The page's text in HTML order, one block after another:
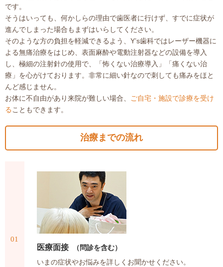
です。
そうはいっても、何かしらの理由で歯医者に行けず、すでに症状が
進んでしまった場合もまずはいらしてください。
そのような方の負担を軽減できるよう、Y’s歯科ではレーザー機器に
よる無痛治療をはじめ、表面麻酔や電動注射器などの設備を導入
し、極細の注射針の使用で、「怖くない治療導入」「痛くない治
療」を心がけております。非常に細い針なので刺しても痛みをほと
んど感じません。
お体に不自由があり来院が難しい場合、
ご自宅・施設で診療を受け
る こともできます。
治療までの流れ
01
医療面接 （問診を含む）
いまの症状やお悩みを詳しくお聞かせください。